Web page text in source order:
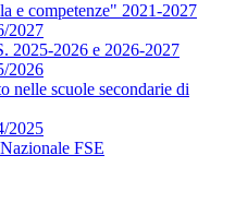
e competenze" 2021-2027
2027
2025-2026 e 2026-2027
2026
nelle scuole secondarie di
2025
FSE